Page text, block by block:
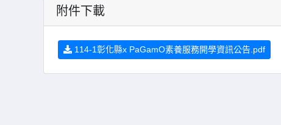
附件下載
114-1彰化縣x PaGamO素養服務開學資訊公告.pdf